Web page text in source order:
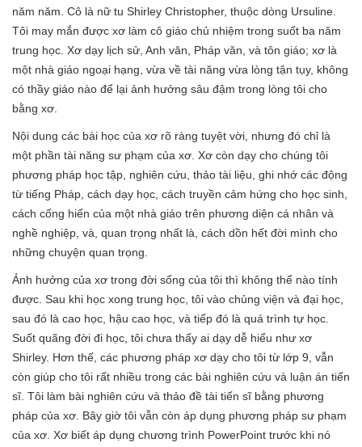
năm năm. Cô là nữ tu Shirley Christopher, thuộc dòng Ursuline.
Tôi may mắn được xơ làm cô giáo chủ nhiệm trong suốt ba năm
trung học. Xơ dạy lịch sử, Anh văn, Pháp văn, và tôn giáo; xơ là
một nhà giáo ngoại hạng, vừa về tài năng vừa lòng tận tụy, không
có thầy giáo nào để lại ảnh hưởng sâu đậm trong lòng tôi cho
bằng xơ.
Nội dung các bài học của xơ rõ ràng tuyệt vời, nhưng đó chỉ là
một phần tài năng sư phạm của xơ. Xơ còn dạy cho chúng tôi
phương pháp học tập, nghiên cứu, thảo tài liệu, ghi nhớ các động
từ tiếng Pháp, cách dạy học, cách truyền cảm hứng cho học sinh,
cách cống hiến của một nhà giáo trên phương diện cá nhân và
nghề nghiệp, và, quan trọng nhất là, cách dồn hết đời mình cho
những chuyện quan trọng.
Ảnh hưởng của xơ trong đời sống của tôi thì không thể nào tính
được. Sau khi học xong trung học, tôi vào chủng viện và đại học,
sau đó là cao học, hậu cao học, và tiếp đó là quá trình tự học.
Suốt quãng đời đi học, tôi chưa thấy ai dạy dễ hiểu như xơ
Shirley. Hơn thế, các phương pháp xơ dạy cho tôi từ lớp 9, vẫn
còn giúp cho tôi rất nhiều trong các bài nghiên cứu và luận án tiến
sĩ. Tôi làm bài nghiên cứu và thảo đề tài tiến sĩ bằng phương
pháp của xơ. Bây giờ tôi vẫn còn áp dụng phương pháp sư phạm
của xơ. Xơ biết áp dụng chương trình PowerPoint trước khi nó